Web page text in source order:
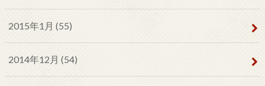
2015年1月 (55)
2014年12月 (54)